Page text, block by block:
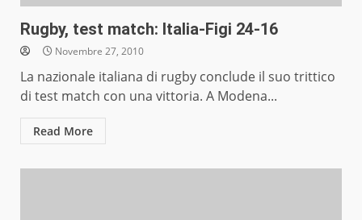
Rugby, test match: Italia-Figi 24-16
Novembre 27, 2010
La nazionale italiana di rugby conclude il suo trittico
di test match con una vittoria. A Modena...
Read More